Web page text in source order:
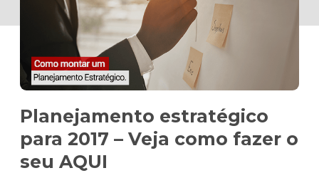
Planejamento estratégico
para 2017 – Veja como fazer o
seu AQUI